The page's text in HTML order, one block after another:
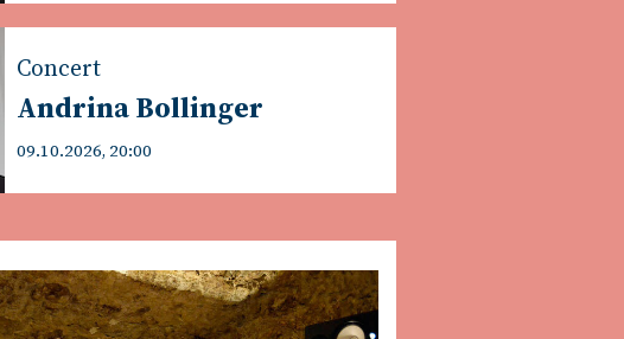
Concert
Andrina Bollinger
09.10.2026, 20:00